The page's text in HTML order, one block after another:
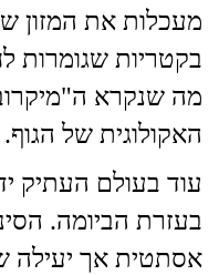
מעכלות את המזון
בקטריות שגומרות
מה שנקרא
האקולוגית של הגוף.
עוד בעולם העתיק
בעזרת הביומה.
אסתטית אך יעילה